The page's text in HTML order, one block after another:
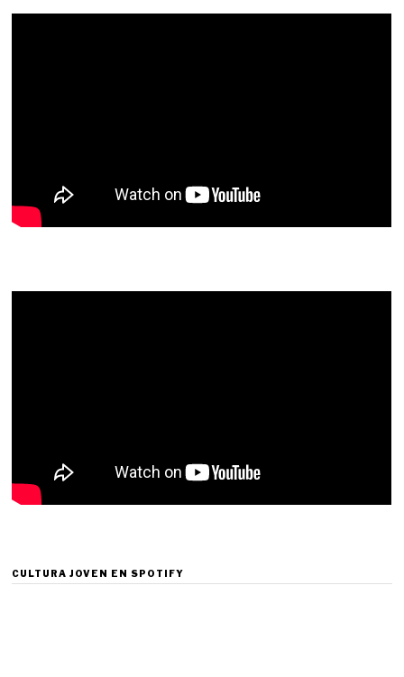
CULTURA JOVEN EN SPOTIFY